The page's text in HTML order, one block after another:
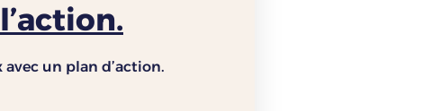
un plan d’action.